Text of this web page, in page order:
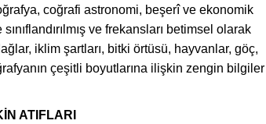
coğrafi astronomi, beşerî ve ekonomik
ve frekansları betimsel olarak
iklim şartları, bitki örtüsü, hayvanlar, göç,
çeşitli boyutlarına ilişkin zengin bilgiler
ATIFLARI